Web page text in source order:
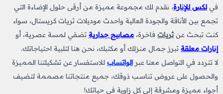
في لكس للإنارة، نقدم لك مجموعة مميزة من أرقى حلول الإضاءة التي
تجمع بين الأناقة والجودة العالية واحدث موديلات ثريات كريستال، سواء
كنت تبحث عن ثريات فاخرة، مصابيح جدارية تضفي لمسة عصرية، أو
إنارات معلقة تبرز جمال منزلك أو مكتبك، نحن هنا لتلبية احتياجاتك.
لا تتردد في التواصل معنا عبر الواتساب للاستفسار عن تشكيلتنا المميزة
والحصول على عروض تناسب ذوقك، جميع منتجاتنا مصممة لتضيف
أجواء مميزة ومشرقة إلى كل زاوية في حياتك!